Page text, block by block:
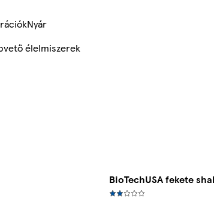
Nyár
élelmiszerek
BioTechUSA fekete